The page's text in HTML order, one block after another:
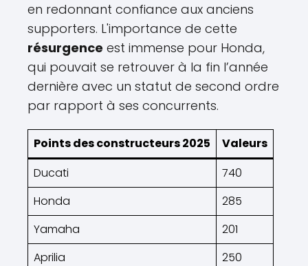
en redonnant confiance aux anciens
supporters. L'importance de cette
résurgence est immense pour Honda,
qui pouvait se retrouver à la fin l’année
dernière avec un statut de second ordre
par rapport à ses concurrents.
Points des constructeurs 2025
Valeurs
Ducati
740
Honda
285
Yamaha
201
Aprilia
250